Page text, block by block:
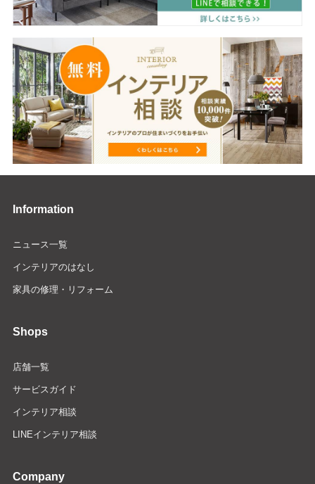
Information
ニュース一覧
インテリアのはなし
家具の修理・リフォーム
Shops
店舗一覧
サービスガイド
インテリア相談
LINEインテリア相談
Company